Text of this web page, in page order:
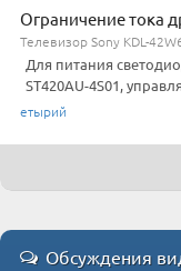
Ограничение тока
Телевизор Sony KDL-
Для питания
ST420AU-4S01,
етырий
Обсуждения